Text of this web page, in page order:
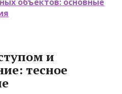
и
тесное